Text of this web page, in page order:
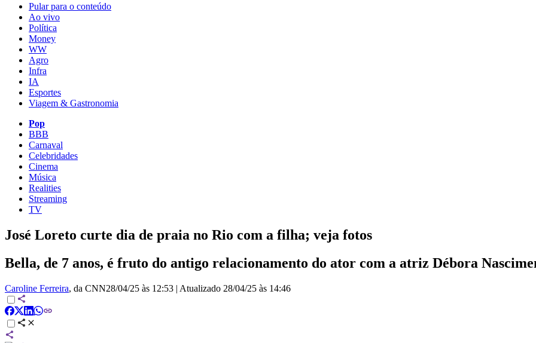
Pular para o conteúdo
Ao vivo
Política
Money
WW
Agro
Infra
IA
Esportes
Viagem & Gastronomia
Pop
BBB
Carnaval
Celebridades
Cinema
Música
Realities
Streaming
TV
José Loreto curte dia de praia no Rio com a filha; veja fotos
Bella, de 7 anos, é fruto do antigo relacionamento do ator com a atriz Débora
Caroline Ferreira, da CNN28/04/25 às 12:53 | Atualizado 28/04/25 às 14:46